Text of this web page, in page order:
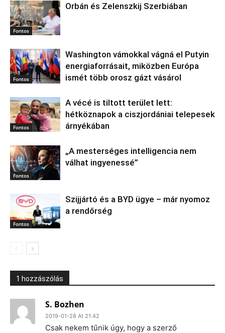
Fontos
Orbán és Zelenszkij Szerbiában
Fontos
Washington vámokkal vágná el Putyin
energiaforrásait, miközben Európa
ismét több orosz gázt vásárol
Fontos
A vécé is tiltott terület lett:
hétköznapok a ciszjordániai telepesek
árnyékában
Fontos
„A mesterséges intelligencia nem
válhat ingyenessé”
Fontos
Szijjártó és a BYD ügye – már nyomoz
a rendőrség
1 hozzászólás
S. Bozhen
2019-01-28 At 21:42
Csak nekem tűnik úgy, hogy a szerző